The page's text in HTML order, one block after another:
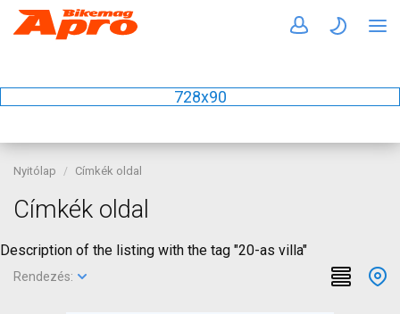
728x90
Nyitólap Címkék oldal
Címkék oldal
Description of the listing with the tag "20-as villa"
Rendezés: